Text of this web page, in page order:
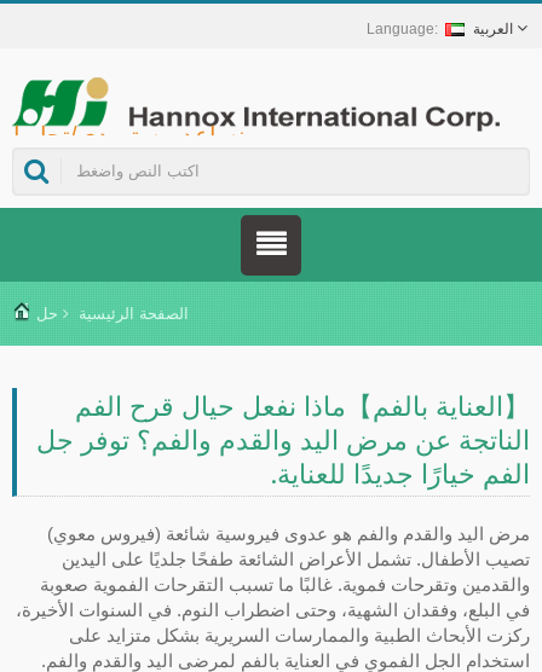
العربية
Hannox International Corp. - نساعد مستوردي/تجار الجملة/الموزعين للأجهزة الطبية والعلامات التجارية في مجال الرعاية الصحية على إطلاق حلول غير دوائية للعناية بالجروح والأغشية المخاطية، تشمل علاج قرح الفم، والرعاية الداعمة لمرضى السرطان، وحماية الجلد، والعناية بالغشاء المخاطي للأنف، وحماية الجروح في المنزل. كما نوفر مجموعة واسعة من الأجهزة الطبية في مجالات الوقاية من داء السكري وإدارته، وحلول الوقاية من الأمراض المنقولة بالبعوض، وغيرها من تطبيقات الرعاية الصحية المنزلية.
الصفحة الرئيسية حل
【العناية بالفم】ماذا نفعل حيال قرح الفم
الناتجة عن مرض اليد والقدم والفم؟ توفر جل
الفم خيارًا جديدًا للعناية.
مرض اليد والقدم والفم هو عدوى فيروسية شائعة (فيروس معوي)
تصيب الأطفال. تشمل الأعراض الشائعة طفحًا جلديًا على اليدين
والقدمين وتقرحات فموية. غالبًا ما تسبب التقرحات الفموية صعوبة
في البلع، وفقدان الشهية، وحتى اضطراب النوم. في السنوات الأخيرة،
ركزت الأبحاث الطبية والممارسات السريرية بشكل متزايد على
استخدام الجل الفموي في العناية بالفم لمرضى اليد والقدم والفم.